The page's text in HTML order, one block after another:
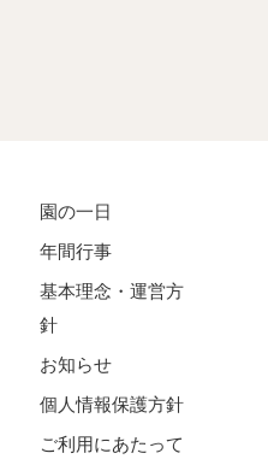
園の一日
年間行事
基本理念・運営方
針
お知らせ
個人情報保護方針
ご利用にあたって